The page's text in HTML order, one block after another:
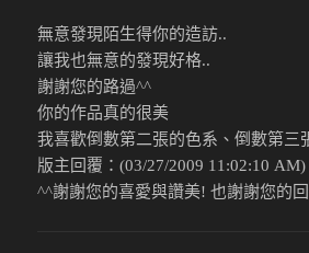
無意發現陌生得你的造訪..
讓我也無意的發現好格..
謝謝您的路過^^
你的作品真的很美
我喜歡倒數第二張的色系、倒數第三
版主回覆：(03/27/2009 11:02:10 AM)
^^謝謝您的喜愛與讚美! 也謝謝您的